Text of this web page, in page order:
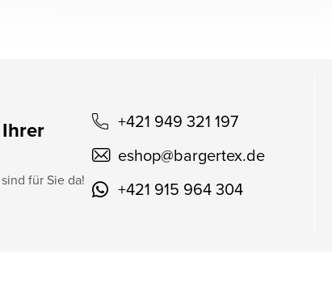
für Sie da!
+421 949 321 197
eshop@bargertex.de
+421 915 964 304